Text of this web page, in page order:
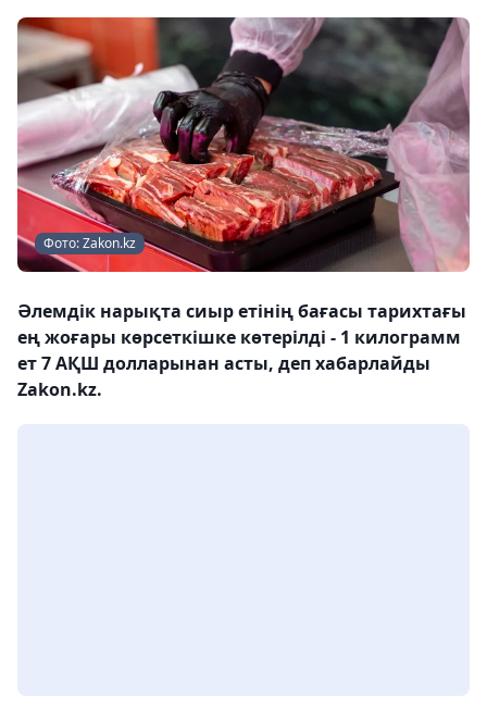
Фото: Zakon.kz
Әлемдік нарықта сиыр етінің бағасы тарихтағы
ең жоғары көрсеткішке көтерілді - 1 килограмм
ет 7 АҚШ долларынан асты, деп хабарлайды
Zakon.kz.